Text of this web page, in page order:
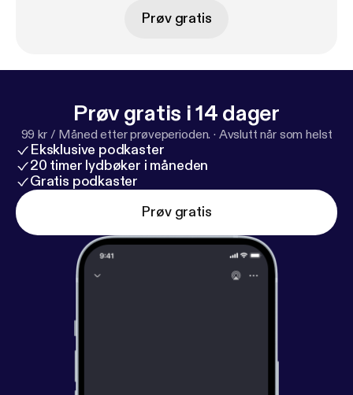
Prøv gratis
Prøv gratis i 14 dager
99 kr / Måned etter prøveperioden. · Avslutt når som helst
Eksklusive podkaster
20 timer lydbøker i måneden
Gratis podkaster
Prøv gratis